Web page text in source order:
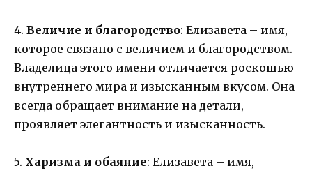
4. Величие и благородство: Елизавета – имя,
которое связано с величием и благородством.
Владелица этого имени отличается роскошью
внутреннего мира и изысканным вкусом. Она
всегда обращает внимание на детали,
проявляет элегантность и изысканность.
5. Харизма и обаяние: Елизавета – имя,